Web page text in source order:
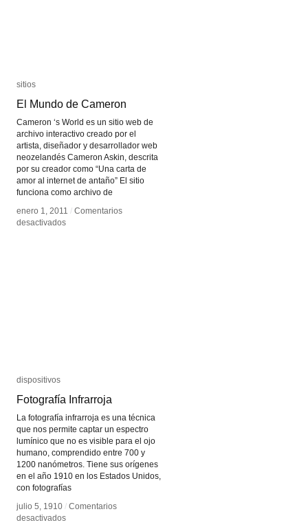
sitios
El Mundo de Cameron
Cameron ‘s World es un sitio web de
archivo interactivo creado por el
artista, diseñador y desarrollador web
neozelandés Cameron Askin, descrita
por su creador como “Una carta de
amor al internet de antaño” El sitio
funciona como archivo de
enero 1, 2011 / Comentarios
desactivadosen
sitios
El Mundo de Cameron
enero 1, 2011 / Comentarios
desactivadosen
dispositivos
Fotografía Infrarroja
La fotografía infrarroja es una técnica
que nos permite captar un espectro
lumínico que no es visible para el ojo
humano, comprendido entre 700 y
1200 nanómetros. Tiene sus orígenes
en el año 1910 en los Estados Unidos,
con fotografías
julio 5, 1910 / Comentarios
desactivadosen
dispositivos
Fotografía Infrarroja
julio 5, 1910 / Comentarios
desactivadosen